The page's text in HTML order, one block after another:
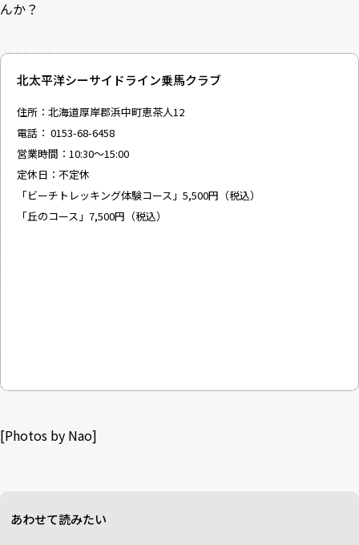
んか？
北太平洋シーサイドライン乗馬クラブ
住所：北海道厚岸郡浜中町恵茶人12
電話： 0153-68-6458
営業時間：10:30～15:00
定休日：不定休
「ビーチトレッキング体験コース」5,500円（税込）
「丘のコース」7,500円（税込）
[Photos by Nao]
あわせて読みたい